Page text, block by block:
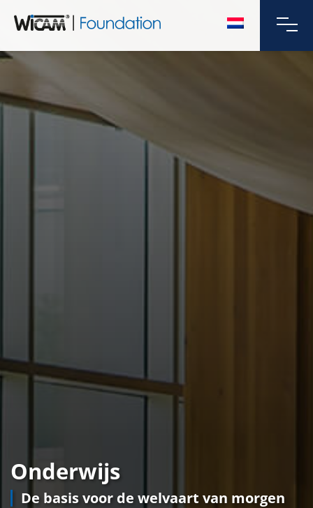
Onderwijs
De basis voor de welvaart van morgen